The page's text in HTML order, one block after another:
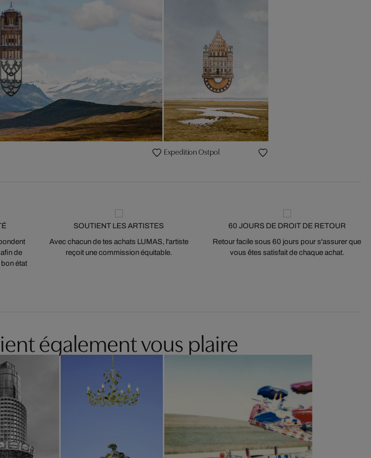
Expedition Ostpol
de
état
SOUTIENT LES ARTISTES
Avec chacun de tes achats LUMAS, l'artiste
reçoit une commission équitable.
60 JOURS DE DROIT DE RETOUR
Retour facile sous 60 jours pour s'assurer que
vous êtes satisfait de chaque achat.
également vous plaire